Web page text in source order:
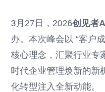
3月27日，2026创见者
办。本次峰会以 “客户
核心理念，汇聚行业专
时代企业管理焕新的新
化转型注入全新动能。